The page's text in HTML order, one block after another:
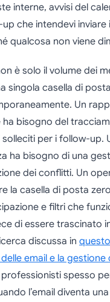
interne, avvisi del
che intendevi inviare
qualcosa non viene
è solo il volume dei
singola casella di
Un
bisogno del
per i follow-up.
ha bisogno di una
dei conflitti. Un
la casella di posta
e filtri che
di essere trascinato
discussa in
delle email e la
spesso
l’email diventa